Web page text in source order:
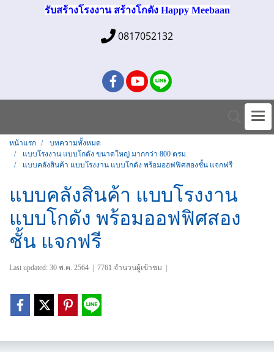
รับสร้างโรงงาน สร้างโกดัง Happy Meebaan
0817052132
หน้าแรก
บทความทั้งหมด
แบบโรงงาน แบบโกดัง ขนาดใหญ่ มากกว่า 800 ตรม.
แบบคลังสินค้า แบบโรงงาน แบบโกดัง พร้อมออฟฟิศสองชั้น แจกฟรี
แบบคลังสินค้า แบบโรงงาน
แบบโกดัง พร้อมออฟฟิศสอง
ชั้น แจกฟรี
Last updated: 30 พ.ค. 2564 7761 จำนวนผู้เข้าชม